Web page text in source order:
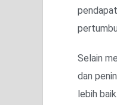
Selain
dan
lebih baik.